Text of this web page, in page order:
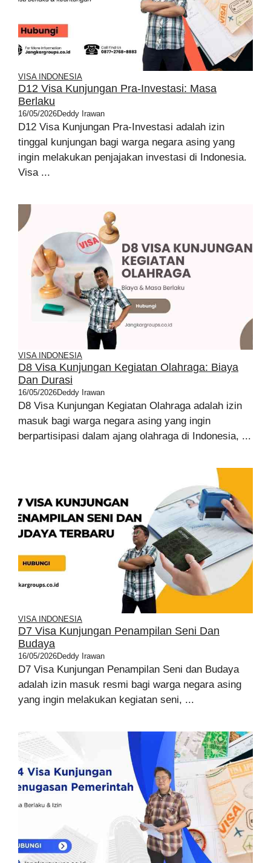
VISA INDONESIA
D12 Visa Kunjungan Pra-Investasi: Masa
Berlaku
16/05/2026Deddy Irawan
D12 Visa Kunjungan Pra-Investasi adalah izin
tinggal kunjungan bagi warga negara asing yang
ingin melakukan penjajakan investasi di Indonesia.
Visa ...
VISA INDONESIA
D8 Visa Kunjungan Kegiatan Olahraga: Biaya
Dan Durasi
16/05/2026Deddy Irawan
D8 Visa Kunjungan Kegiatan Olahraga adalah izin
masuk bagi warga negara asing yang ingin
berpartisipasi dalam ajang olahraga di Indonesia, ...
VISA INDONESIA
D7 Visa Kunjungan Penampilan Seni Dan
Budaya
16/05/2026Deddy Irawan
D7 Visa Kunjungan Penampilan Seni dan Budaya
adalah izin masuk resmi bagi warga negara asing
yang ingin melakukan kegiatan seni, ...